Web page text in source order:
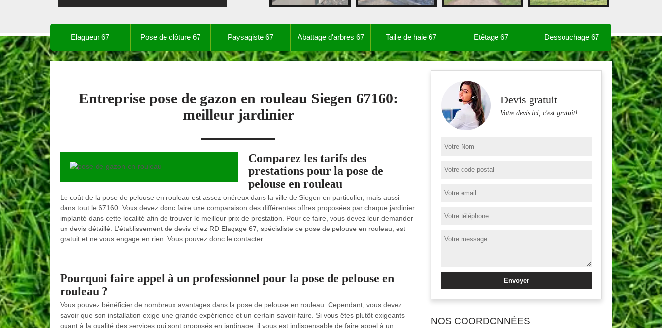
Elagueur 67 Pose de clôture 67 Paysagiste 67 Abattage d'arbres 67 Taille de haie 67 Etêtage 67 Dessouchage 67
Entreprise pose de gazon en rouleau Siegen 67160:
meilleur jardinier
Comparez les tarifs des
prestations pour la pose de
pelouse en rouleau
Le coût de la pose de pelouse en rouleau est assez onéreux dans la ville de Siegen en particulier, mais aussi
dans tout le 67160. Vous devez donc faire une comparaison des différentes offres proposées par chaque jardinier
implanté dans cette localité afin de trouver le meilleur prix de prestation. Pour ce faire, vous devez leur demander
un devis détaillé. L’établissement de devis chez RD Elagage 67, spécialiste de pose de pelouse en rouleau, est
gratuit et ne vous engage en rien. Vous pouvez donc le contacter.
Pourquoi faire appel à un professionnel pour la pose de pelouse en
rouleau ?
Vous pouvez bénéficier de nombreux avantages dans la pose de pelouse en rouleau. Cependant, vous devez
savoir que son installation exige une grande expérience et un certain savoir-faire. Si vous êtes plutôt exigeants
quant à la qualité des services qui sont proposés en jardinage, il vous est indispensable de faire appel à un
Devis gratuit
Votre devis ici, c'est gratuit!
NOS COORDONNÉES